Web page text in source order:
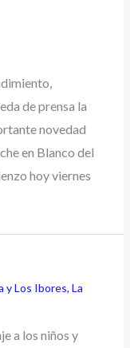
de prensa la
novedad
en Blanco del
hoy viernes
y Los Ibores,La
a los niños y